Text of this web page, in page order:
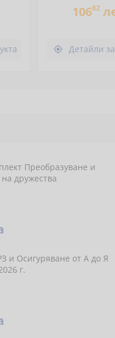
10682
 Детайли
Преобразуване и
дружества
и Осигуряване от А до Я
г.